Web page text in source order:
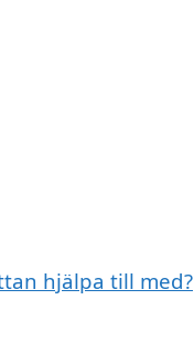
hjälpa till med?